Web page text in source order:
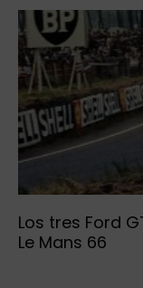
Los tres Ford
Le Mans 66